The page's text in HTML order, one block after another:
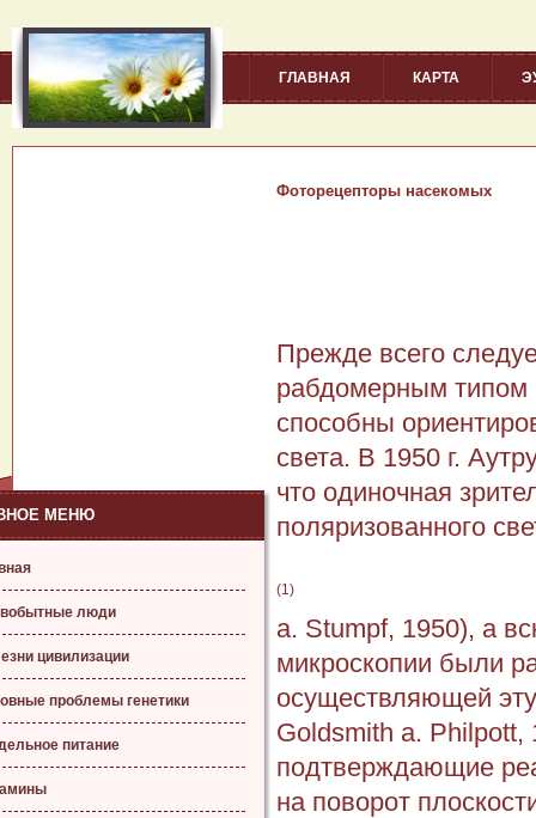
ГЛАВНАЯ КАРТА
МЕНЮ
люди
цивилизации
проблемы генетики
питание
Фоторецепторы насекомых
Прежде всего
рабдомерным типом
способны
света. В 1950 г.
что одиночная
поляризованного
(1)
a. Stumpf, 1950), а
микроскопии были
осуществляющей
Goldsmith a.
подтверждающие
на поворот